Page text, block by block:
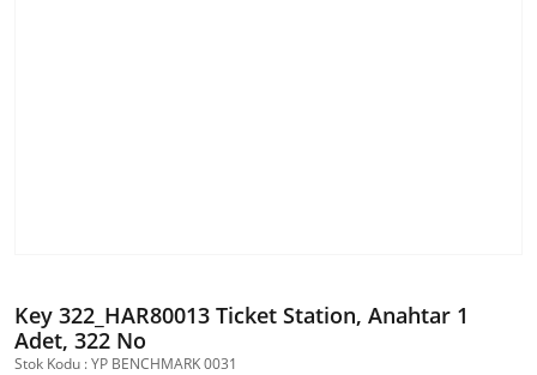
Key 322_HAR80013 Ticket Station, Anahtar 1
Adet, 322 No
Stok Kodu : YP BENCHMARK 0031